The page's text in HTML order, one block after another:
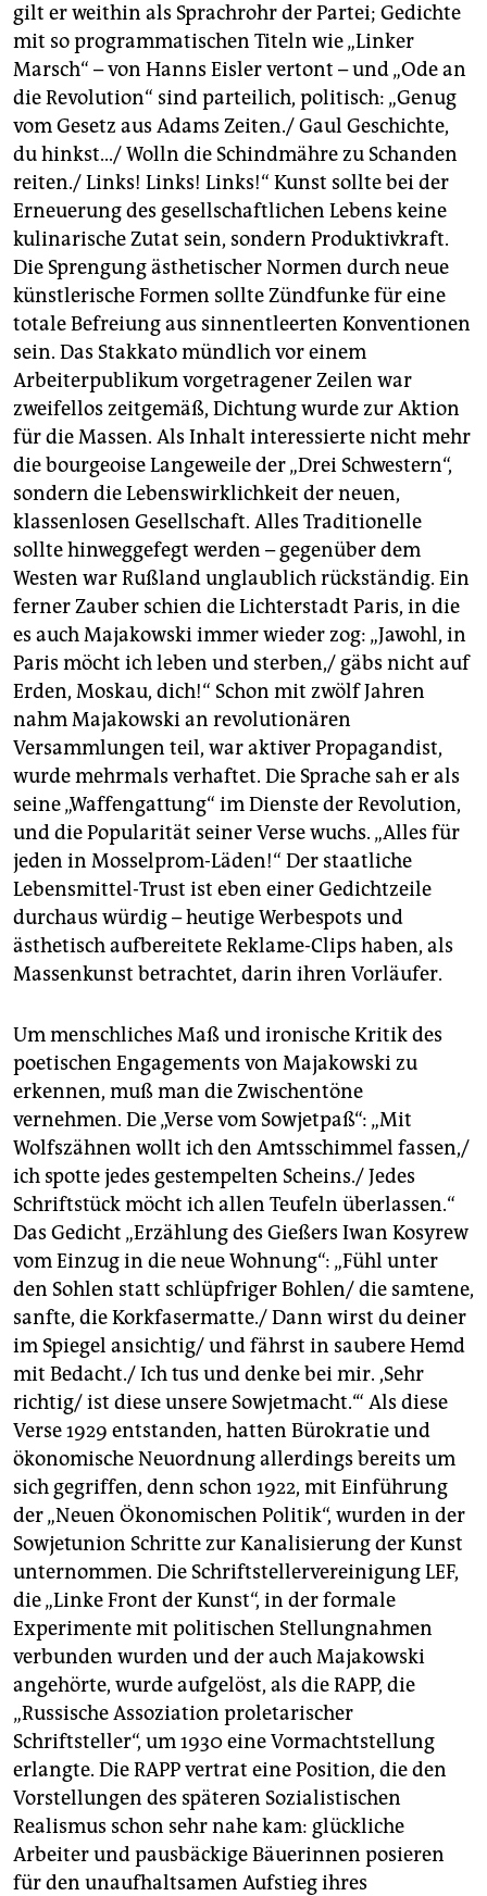
gilt er weithin als Sprachrohr der Partei; Gedichte
mit so programmatischen Titeln wie „Linker
Marsch“ – von Hanns Eisler vertont – und „Ode an
die Revolution“ sind parteilich, politisch: „Genug
vom Gesetz aus Adams Zeiten./ Gaul Geschichte,
du hinkst.../ Wolln die Schindmähre zu Schanden
reiten./ Links! Links! Links!“ Kunst sollte bei der
Erneuerung des gesellschaftlichen Lebens keine
kulinarische Zutat sein, sondern Produktivkraft.
Die Sprengung ästhetischer Normen durch neue
künstlerische Formen sollte Zündfunke für eine
totale Befreiung aus sinnentleerten Konventionen
sein. Das Stakkato mündlich vor einem
Arbeiterpublikum vorgetragener Zeilen war
zweifellos zeitgemäß, Dichtung wurde zur Aktion
für die Massen. Als Inhalt interessierte nicht mehr
die bourgeoise Langeweile der „Drei Schwestern“,
sondern die Lebenswirklichkeit der neuen,
klassenlosen Gesellschaft. Alles Traditionelle
sollte hinweggefegt werden – gegenüber dem
Westen war Rußland unglaublich rückständig. Ein
ferner Zauber schien die Lichterstadt Paris, in die
es auch Majakowski immer wieder zog: „Jawohl, in
Paris möcht ich leben und sterben,/ gäbs nicht auf
Erden, Moskau, dich!“ Schon mit zwölf Jahren
nahm Majakowski an revolutionären
Versammlungen teil, war aktiver Propagandist,
wurde mehrmals verhaftet. Die Sprache sah er als
seine „Waffengattung“ im Dienste der Revolution,
und die Popularität seiner Verse wuchs. „Alles für
jeden in Mosselprom-Läden!“ Der staatliche
Lebensmittel-Trust ist eben einer Gedichtzeile
durchaus würdig – heutige Werbespots und
ästhetisch aufbereitete Reklame-Clips haben, als
Massenkunst betrachtet, darin ihren Vorläufer.
Um menschliches Maß und ironische Kritik des
poetischen Engagements von Majakowski zu
erkennen, muß man die Zwischentöne
vernehmen. Die „Verse vom Sowjetpaß“: „Mit
Wolfszähnen wollt ich den Amtsschimmel fassen,/
ich spotte jedes gestempelten Scheins./ Jedes
Schriftstück möcht ich allen Teufeln überlassen.“
Das Gedicht „Erzählung des Gießers Iwan Kosyrew
vom Einzug in die neue Wohnung“: „Fühl unter
den Sohlen statt schlüpfriger Bohlen/ die samtene,
sanfte, die Korkfasermatte./ Dann wirst du deiner
im Spiegel ansichtig/ und fährst in saubere Hemd
mit Bedacht./ Ich tus und denke bei mir. ,Sehr
richtig/ ist diese unsere Sowjetmacht.‘“ Als diese
Verse 1929 entstanden, hatten Bürokratie und
ökonomische Neuordnung allerdings bereits um
sich gegriffen, denn schon 1922, mit Einführung
der „Neuen Ökonomischen Politik“, wurden in der
Sowjetunion Schritte zur Kanalisierung der Kunst
unternommen. Die Schriftstellervereinigung LEF,
die „Linke Front der Kunst“, in der formale
Experimente mit politischen Stellungnahmen
verbunden wurden und der auch Majakowski
angehörte, wurde aufgelöst, als die RAPP, die
„Russische Assoziation proletarischer
Schriftsteller“, um 1930 eine Vormachtstellung
erlangte. Die RAPP vertrat eine Position, die den
Vorstellungen des späteren Sozialistischen
Realismus schon sehr nahe kam: glückliche
Arbeiter und pausbäckige Bäuerinnen posieren
für den unaufhaltsamen Aufstieg ihres